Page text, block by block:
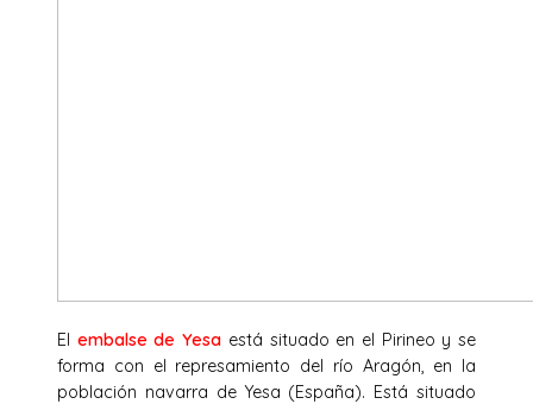
El embalse de Yesa está situado en el Pirineo y se
forma con el represamiento del río Aragón, en la
población navarra de Yesa (España). Está situado